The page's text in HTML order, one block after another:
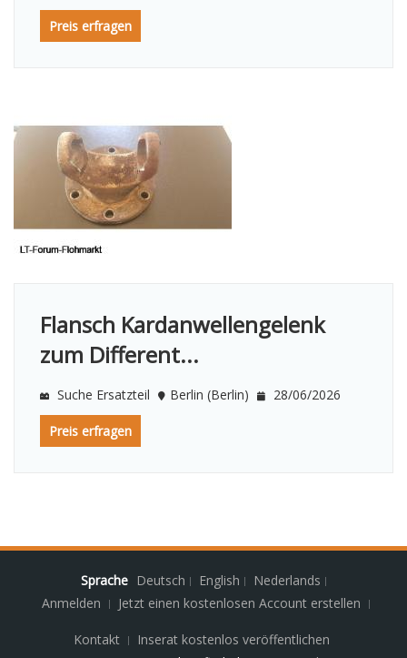
Preis erfragen
Flansch Kardanwellengelenk
zum Different...
Suche Ersatzteil Berlin (Berlin) 28/06/2026
Preis erfragen
Sprache Deutsch English
Nederlands
Anmelden
Jetzt einen kostenlosen Account erstellen
Kontakt
Inserat kostenlos veröffentlichen